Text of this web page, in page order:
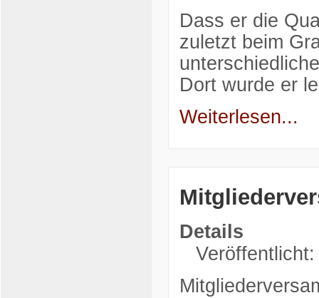
Dass er die
zuletzt beim
Dort wurde er
Weiterlesen...
Details